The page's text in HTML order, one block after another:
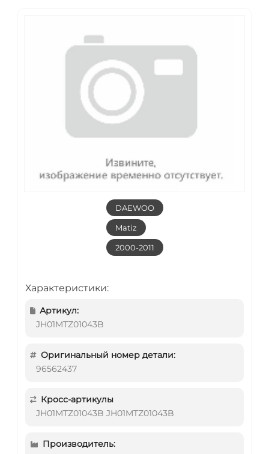
DAEWOO
Matiz
2000-2011
Характеристики:
Артикул:
JH01MTZ01043B
Оригинальный номер детали:
96562437
Кросс-артикулы
JH01MTZ01043B JH01MTZ01043B
Производитель: